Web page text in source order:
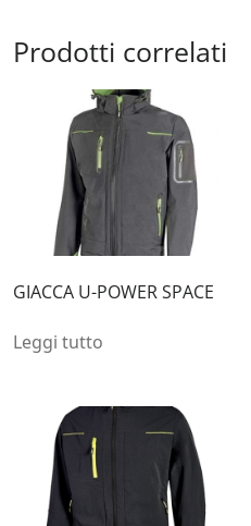
Prodotti correlati
GIACCA U-POWER SPACE
Leggi tutto